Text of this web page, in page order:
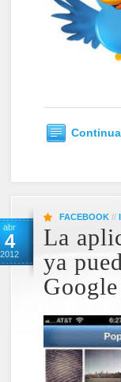
abr
4
2012
FACEBOOK //
La
ya